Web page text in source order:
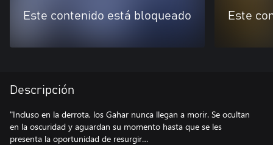
Este contenido está bloqueado Este
Descripción
"Incluso en la derrota, los Gahar nunca llegan a morir. Se ocultan
en la oscuridad y aguardan su momento hasta que se les
presenta la oportunidad de resurgir…